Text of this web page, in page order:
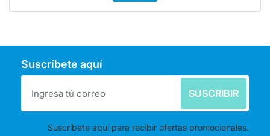
Suscríbete aquí
SUSCRIBIR
Suscríbete aquí para recibir ofertas promocionales.